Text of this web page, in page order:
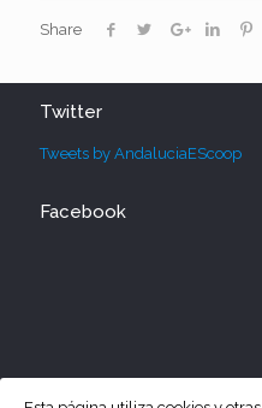
Share
Twitter
Tweets by AndaluciaEScoop
Facebook